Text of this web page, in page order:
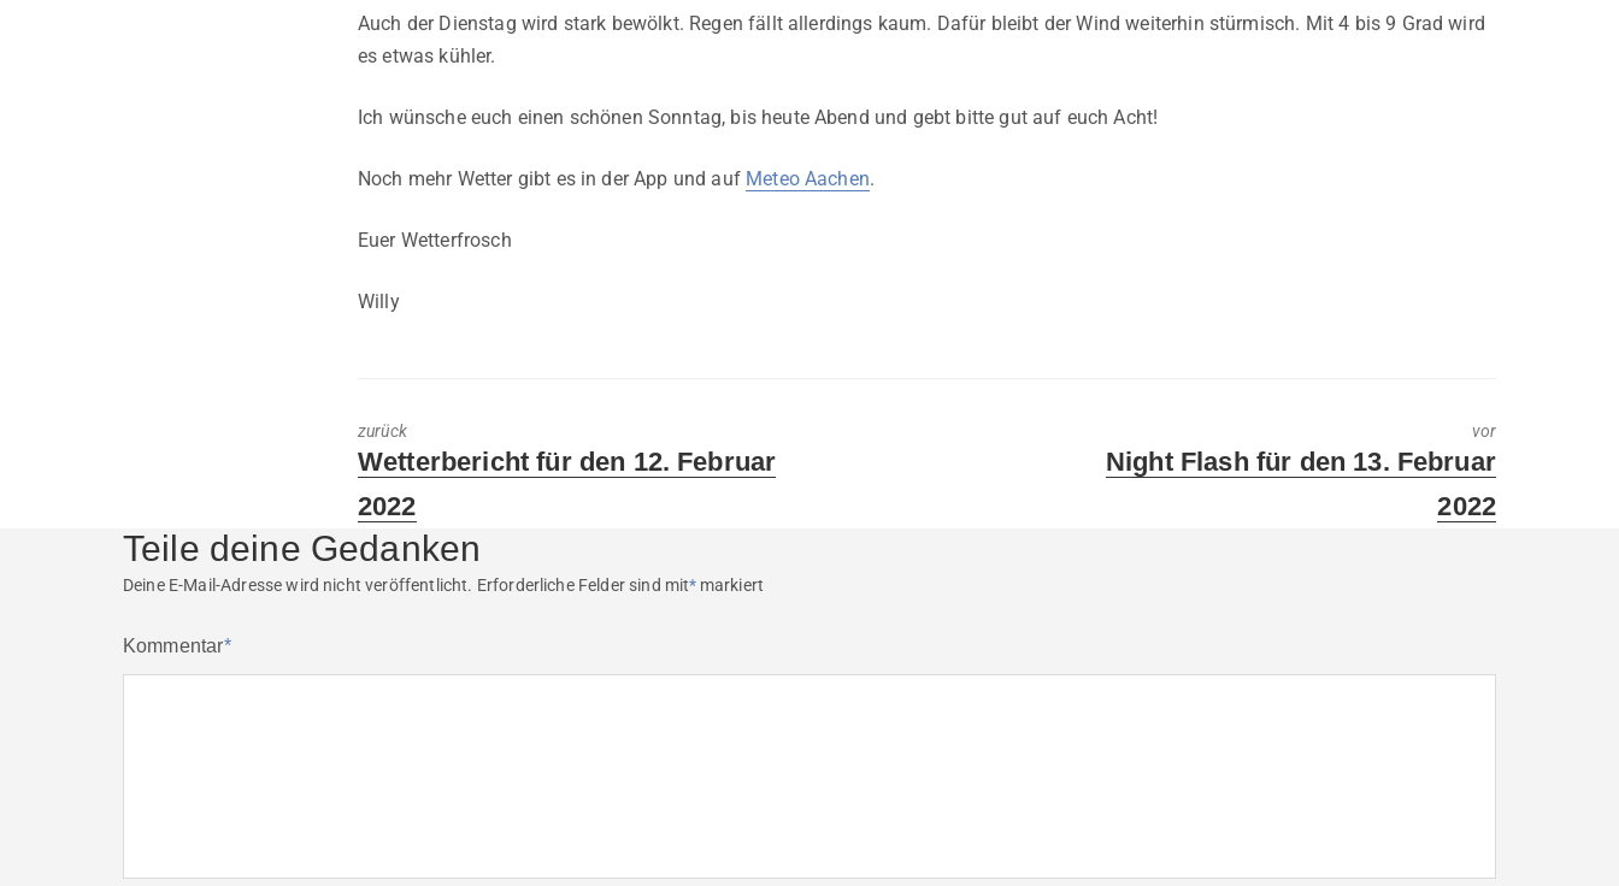
Auch der Dienstag wird stark bewölkt. Regen fällt allerdings kaum. Dafür bleibt der Wind weiterhin stürmisch. Mit 4 bis 9 Grad wird
es etwas kühler.
Ich wünsche euch einen schönen Sonntag, bis heute Abend und gebt bitte gut auf euch Acht!
Noch mehr Wetter gibt es in der App und auf Meteo Aachen.
Euer Wetterfrosch
Willy
zurück
Previous
Wetterbericht für den 12. Februar
2022
vor
Next
Night Flash für den 13. Februar
2022
Teile deine Gedanken
Deine E-Mail-Adresse wird nicht veröffentlicht. Erforderliche Felder sind mit*markiert
Kommentar*